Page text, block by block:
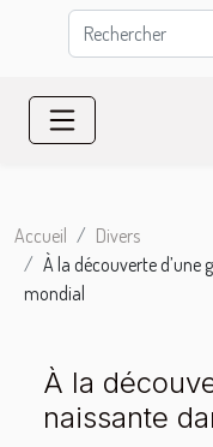
Accueil
Divers
À la découverte d’une
mondial
À la
naissante